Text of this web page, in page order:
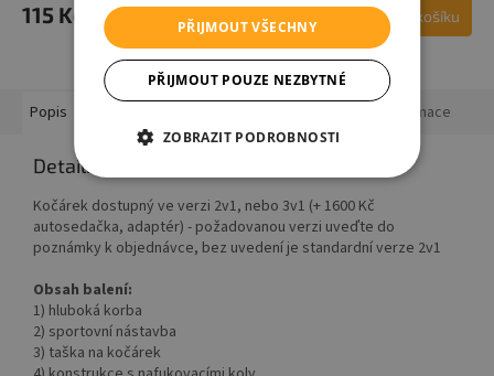
115 Kč Do košíku
Popis Ostatní informace
Detailní popis produktu
Kočárek dostupný ve verzi 2v1, nebo 3v1 (+ 1600 Kč
autosedačka, adaptér) - požadovanou verzi uveďte do
poznámky k objednávce, bez uvedení je standardní verze 2v1
Obsah balení:
1) hluboká korba
2) sportovní nástavba
3) taška na kočárek
PŘIJMOUT VŠECHNY
PŘIJMOUT POUZE NEZBYTNÉ
ZOBRAZIT PODROBNOSTI